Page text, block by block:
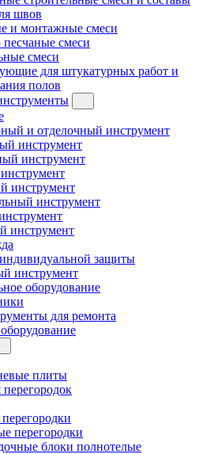
швов
и монтажные смеси
смеси
смеси
для штукатурных работ и
полов
и отделочный инструмент
инструмент
инструмент
инструмент
инструмент
инструмент
защиты
инструмент
оборудование
для ремонта
плиты
перегородки
блоки полнотелые